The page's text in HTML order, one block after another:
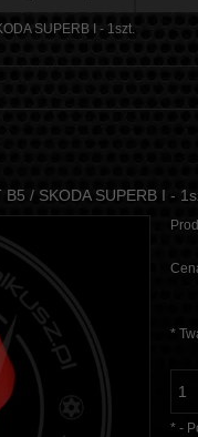
SUPERB I - 1szt.
/ SKODA SUPERB I -
*
* -